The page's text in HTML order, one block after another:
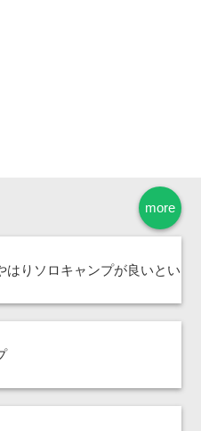
more
はりソロキャンプが良いとい